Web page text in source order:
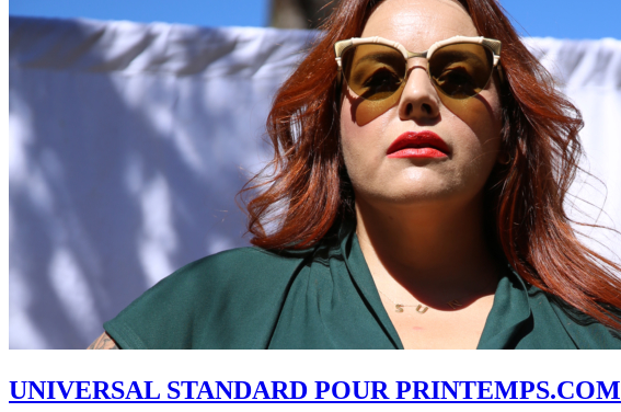
UNIVERSAL STANDARD POUR PRINTEMPS.COM